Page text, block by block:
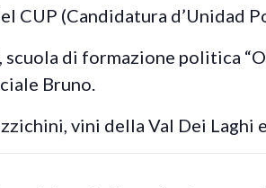
CUP (Candidatura d’Unidad
, scuola di formazione politica
Bruno.
vini della Val Dei Laghi